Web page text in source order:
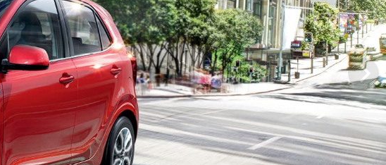
דרום
במרכז
בצפון
בירושלים
ירושלים
בחיפה